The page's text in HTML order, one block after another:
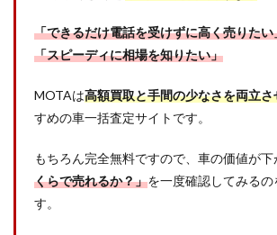
「できるだけ電話を受けずに高く売りたい
「スピーディに相場を知りたい」
MOTAは高額買取と手間の少なさを両立さ
すめの車一括査定サイトです。
もちろん完全無料ですので、車の価値が下
くらで売れるか？」を一度確認してみるの
す。